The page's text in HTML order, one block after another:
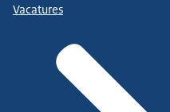
Vacatures